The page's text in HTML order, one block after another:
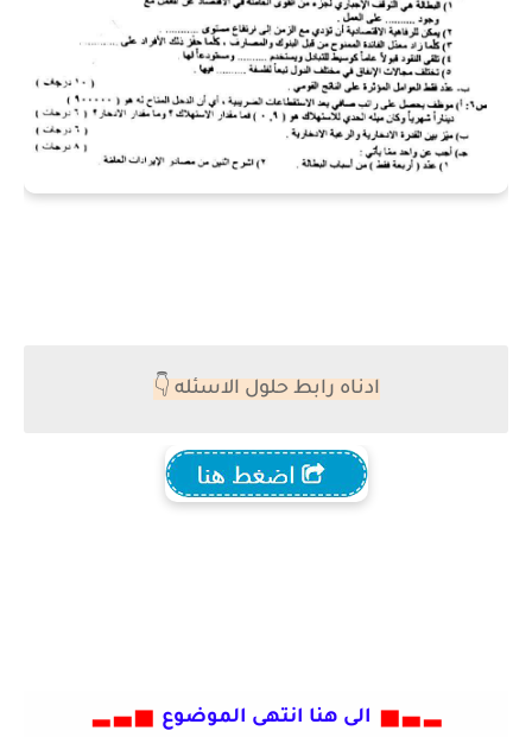
ادناه رابط حلول الاسئله 👇
▂ ▃ ▅ الى هنا انتهى الموضوع ▅ ▃ ▂